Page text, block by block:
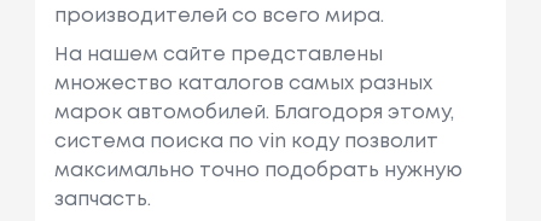
производителей со всего мира.
На нашем сайте представлены
множество каталогов самых разных
марок автомобилей. Благодоря этому,
система поиска по vin коду позволит
максимально точно подобрать нужную
запчасть.